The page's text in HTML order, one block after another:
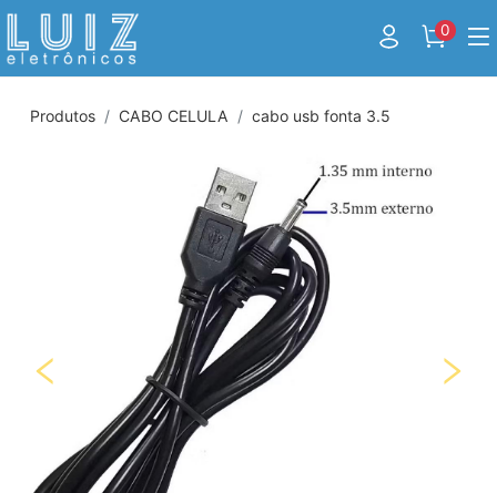
0
Produtos CABO CELULA cabo usb fonta 3.5